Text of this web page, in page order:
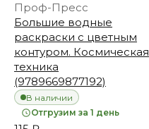
Проф-Пресс
Большие водные
раскраски с цветным
контуром. Космическая
техника
(9789669877192)
В наличии
Отгрузим за 1 день